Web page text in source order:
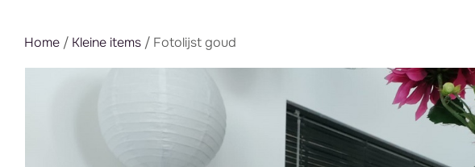
Home / Kleine items / Fotolijst goud